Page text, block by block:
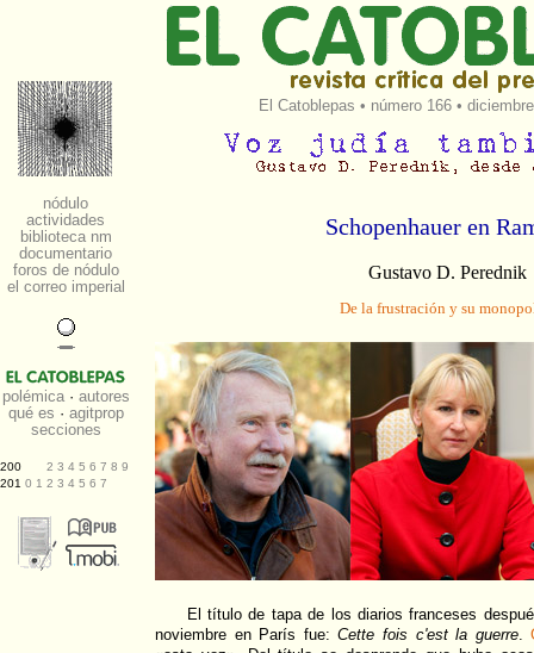
El Catoblepas • número 166•
Schopenhauer en
Gustavo D. Perednik
De la frustración y su
El título de tapa de los diarios franceses
noviembre en París fue:Cette fois c'est la guerre.